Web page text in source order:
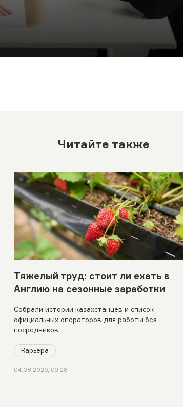
Читайте также
Тяжелый труд: стоит ли ехать в
Англию на сезонные заработки
Собрали истории казахстанцев и список
официальных операторов для работы без
посредников.
Карьера
04.08.2026, 09:28